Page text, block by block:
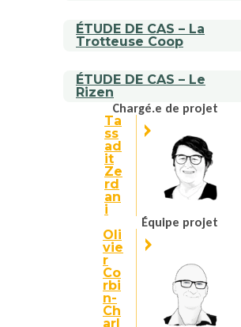
Chargé.e de projet
Ta
ss
ad
it
Ze
rd
an
i
Équipe projet
Oli
vie
r
Co
rbi
n-
Ch
arl
ÉTUDE DE CAS – La
Trotteuse Coop
ÉTUDE DE CAS – Le
Rizen